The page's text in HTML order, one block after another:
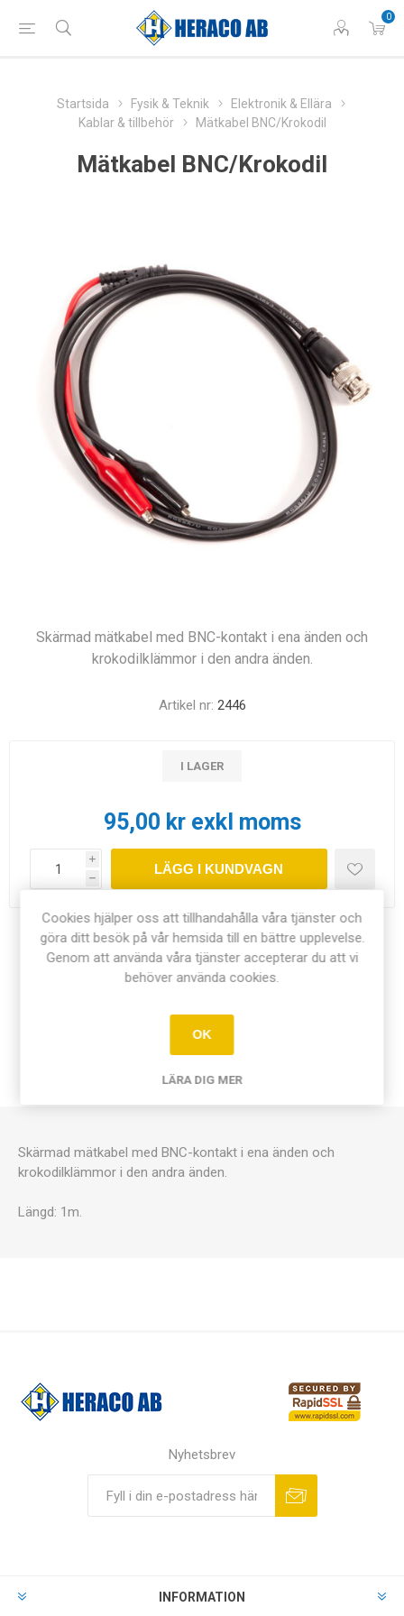
0
Startsida Fysik & Teknik
Elektronik & Ellära
Kablar & tillbehör
Mätkabel BNC/Krokodil
Mätkabel BNC/Krokodil
Skärmad mätkabel med BNC-kontakt i ena änden och
krokodilklämmor i den andra änden.
Artikel nr: 2446
I LAGER
95,00 kr exkl moms
i
h
LÄGG I KUNDVAGN
Dela:
ÖVERSIKT
KONTAKTA OSS
Skärmad mätkabel med BNC-kontakt i ena änden och
krokodilklämmor i den andra änden.
Längd: 1m.
Nyhetsbrev
INFORMATION
Cookies hjälper oss att tillhandahålla våra tjänster och
göra ditt besök på vår hemsida till en bättre upplevelse.
Genom att använda våra tjänster accepterar du att vi
behöver använda cookies.
OK
LÄRA DIG MER